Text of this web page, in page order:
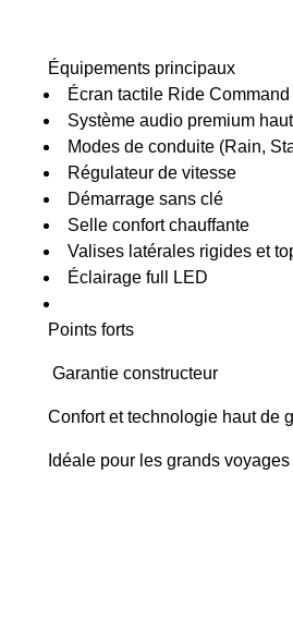
Équipements principaux
Écran tactile Ride
Système audio premium
Modes de conduite (Rain,
Régulateur de vitesse
Démarrage sans clé
Selle confort chauffante
Valises latérales rigides et
Éclairage full LED
Points forts
Garantie constructeur
Confort et technologie haut de
Idéale pour les grands voyages